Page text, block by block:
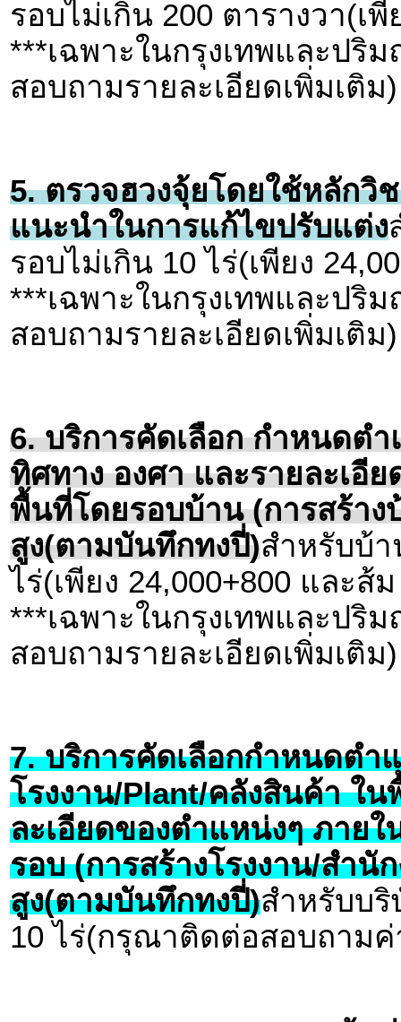
รอบไม่เกิน 200 ตารางวา(เ
***เฉพาะในกรุงเทพและป
สอบถามรายละเอียดเพิ่มเติม)
5. ตรวจฮวงจุ้ยโดยใช้หลัก
แนะนำในการแก้ไขปรับแต่ง
รอบไม่เกิน 10 ไร่(เพียง
***เฉพาะในกรุงเทพและป
สอบถามรายละเอียดเพิ่มเติม)
6. บริการคัดเลือก กำหนดต
ทิศทาง องศา และรายละเอี
พื้นที่โดยรอบบ้าน (การสร้า
สูง(ตามบันทึกทงปี่)สำหรับบ้า
ไร่(เพียง 24,000+800 และส้
***เฉพาะในกรุงเทพและป
สอบถามรายละเอียดเพิ่มเติม)
7. บริการคัดเลือกกำหนดตำ
โรงงาน/Plant/คลังสินค้า ใ
ละเอียดของตำแหน่งๆ ภาย
รอบ (การสร้างโรงงาน/สำ
สูง(ตามบันทึกทงปี่)สำหรับบริ
10 ไร่(กรุณาติดต่อสอบถาม